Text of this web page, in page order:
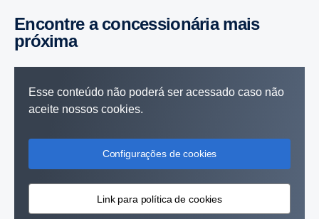
Encontre a concessionária mais
próxima
Esse conteúdo não poderá ser acessado caso não
aceite nossos cookies.
Configurações de cookies
Link para política de cookies